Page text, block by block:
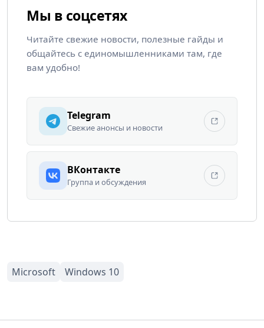
Мы в соцсетях
Читайте свежие новости, полезные гайды и
общайтесь с единомышленниками там, где
вам удобно!
Telegram
Свежие анонсы и новости
ВКонтакте
Группа и обсуждения